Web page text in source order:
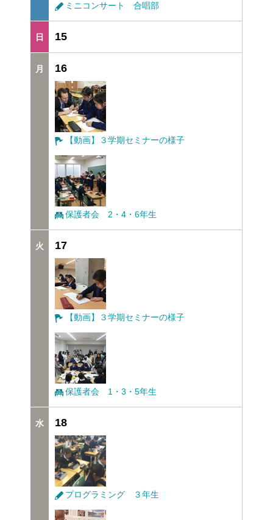
ミニコンサート 合唱部
15
16
【動画】３学期セミナーの様子
保護者会 2・4・6年生
17
【動画】３学期セミナーの様子
保護者会 1・3・5年生
18
プログラミング ３年生